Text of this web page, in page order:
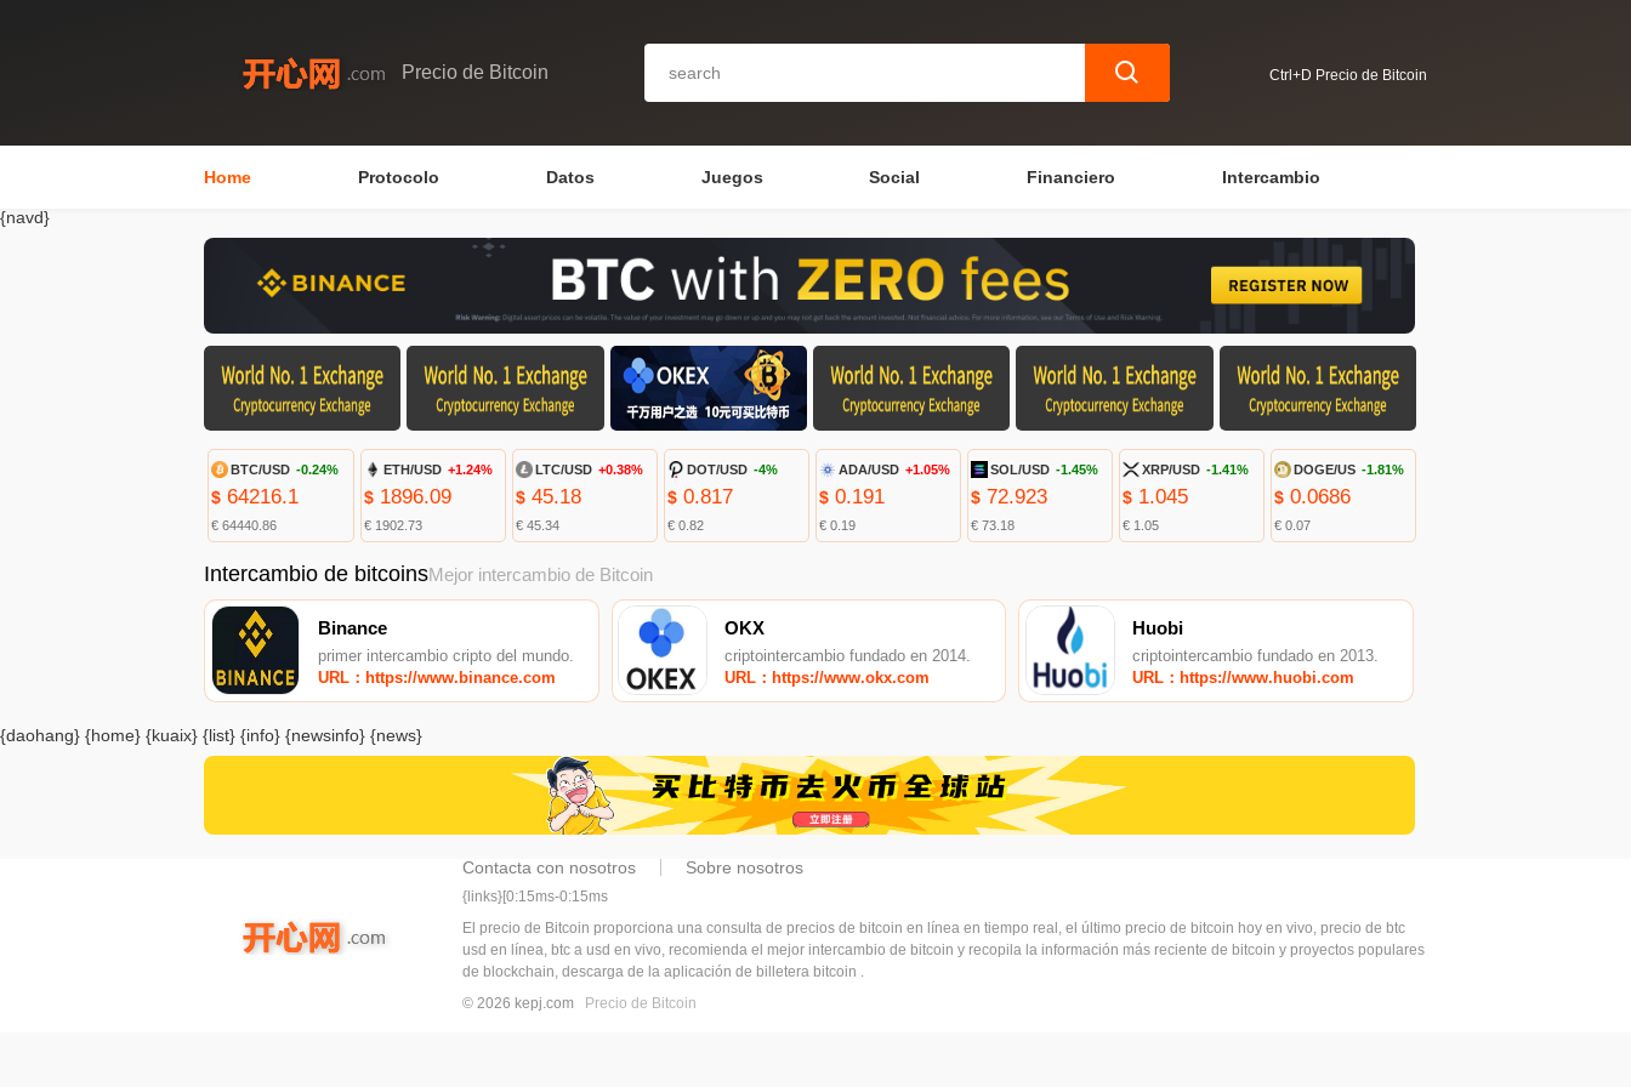
Precio de Bitcoin Ctrl+D Precio de Bitcoin
Home Protocolo Datos Juegos Social Financiero Intercambio
{navd}
BTC/USD -0.24%
$ 64216.1
€ 64440.86
ETH/USD +1.24%
$1896.09
€ 1902.73
LTC/USD +0.38%
$45.18
€ 45.34
DOT/USD -4%
$0.817
€ 0.82
ADA/USD +1.05%
$0.191
€ 0.19
SOL/USD -1.45%
$ 72.923
€ 73.18
XRP/USD -1.41%
$ 1.045
€ 1.05
DOGE/US -1.81%
$ 0.0686
€ 0.07
Intercambio de bitcoinsMejor intercambio de Bitcoin
Binance
primer intercambio cripto del mundo.
URL：https://www.binance.com
OKX
criptointercambio fundado en 2014.
URL：https://www.okx.com
Huobi
criptointercambio fundado en 2013.
URL：https://www.huobi.com
{daohang} {home} {kuaix} {list} {info} {newsinfo} {news}
Contacta con nosotros Sobre nosotros
{links}[0:15ms-0:15ms
El precio de Bitcoin proporciona una consulta de precios de bitcoin en línea en tiempo real, el último precio de bitcoin hoy en vivo, precio de btc
usd en línea, btc a usd en vivo, recomienda el mejor intercambio de bitcoin y recopila la información más reciente de bitcoin y proyectos populares
de blockchain, descarga de la aplicación de billetera bitcoin .
© 2026 kepj.com
Precio de Bitcoin